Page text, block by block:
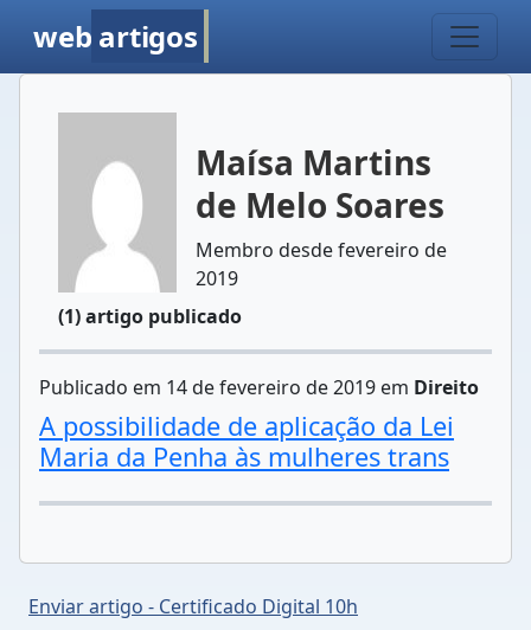
web artigos
Maísa Martins
de Melo Soares
Membro desde fevereiro de
2019
(1) artigo publicado
Publicado em 14 de fevereiro de 2019 em Direito
A possibilidade de aplicação da Lei
Maria da Penha às mulheres trans
Enviar artigo - Certificado Digital 10h